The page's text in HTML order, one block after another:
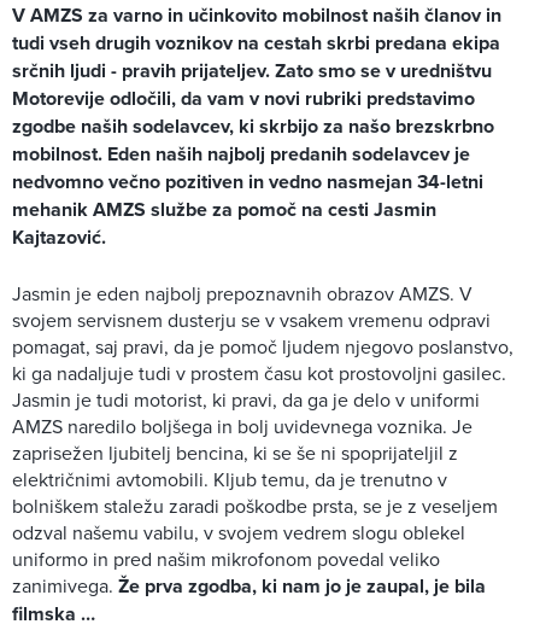
V AMZS za varno in učinkovito mobilnost naših članov in
tudi vseh drugih voznikov na cestah skrbi predana ekipa
srčnih ljudi - pravih prijateljev. Zato smo se v uredništvu
Motorevije odločili, da vam v novi rubriki predstavimo
zgodbe naših sodelavcev, ki skrbijo za našo brezskrbno
mobilnost. Eden naših najbolj predanih sodelavcev je
nedvomno večno pozitiven in vedno nasmejan 34-letni
mehanik AMZS službe za pomoč na cesti Jasmin
Kajtazović.
Jasmin je eden najbolj prepoznavnih obrazov AMZS. V
svojem servisnem dusterju se v vsakem vremenu odpravi
pomagat, saj pravi, da je pomoč ljudem njegovo poslanstvo,
ki ga nadaljuje tudi v prostem času kot prostovoljni gasilec.
Jasmin je tudi motorist, ki pravi, da ga je delo v uniformi
AMZS naredilo boljšega in bolj uvidevnega voznika. Je
zaprisežen ljubitelj bencina, ki se še ni spoprijateljil z
električnimi avtomobili. Kljub temu, da je trenutno v
bolniškem staležu zaradi poškodbe prsta, se je z veseljem
odzval našemu vabilu, v svojem vedrem slogu oblekel
uniformo in pred našim mikrofonom povedal veliko
zanimivega. Že prva zgodba, ki nam jo je zaupal, je bila
filmska …